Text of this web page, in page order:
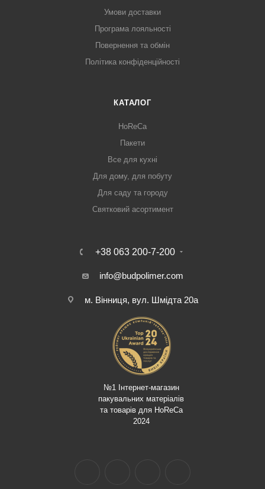
Умови доставки
Програма лояльності
Повернення та обмін
Політика конфіденційності
КАТАЛОГ
HoReCa
Пакети
Все для кухні
Для дому, для побуту
Для саду та городу
Святковий асортимент
+38 063 200-7-200
info@budpolimer.com
м. Вінниця, вул. Шмідта 20а
№1 Інтернет-магазин
пакувальних матеріалів
та товарів для HoReCa
2024